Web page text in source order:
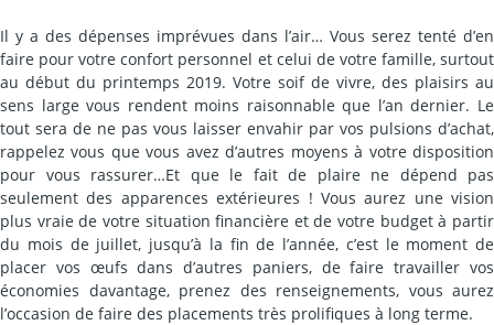
Il y a des dépenses imprévues dans l’air… Vous serez tenté d’en
faire pour votre confort personnel et celui de votre famille, surtout
au début du printemps 2019. Votre soif de vivre, des plaisirs au
sens large vous rendent moins raisonnable que l’an dernier. Le
tout sera de ne pas vous laisser envahir par vos pulsions d’achat,
rappelez vous que vous avez d’autres moyens à votre disposition
pour vous rassurer…Et que le fait de plaire ne dépend pas
seulement des apparences extérieures ! Vous aurez une vision
plus vraie de votre situation financière et de votre budget à partir
du mois de juillet, jusqu’à la fin de l’année, c’est le moment de
placer vos œufs dans d’autres paniers, de faire travailler vos
économies davantage, prenez des renseignements, vous aurez
l’occasion de faire des placements très prolifiques à long terme.